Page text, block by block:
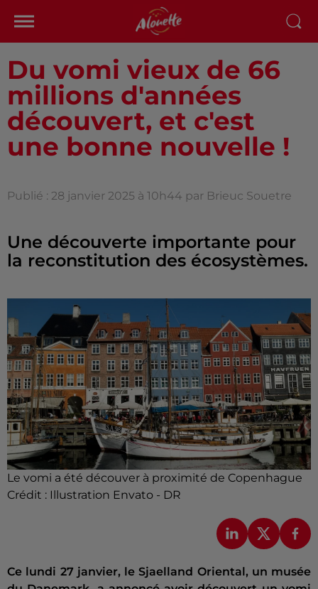
Du vomi vieux de 66
millions d'années
découvert, et c'est
une bonne nouvelle !
Publié : 28 janvier 2025 à 10h44 par Brieuc Souetre
Une découverte importante pour
la reconstitution des écosystèmes.
Le vomi a été découver à proximité de Copenhague
Crédit : Illustration Envato - DR
Ce lundi 27 janvier, le Sjaelland Oriental, un musée